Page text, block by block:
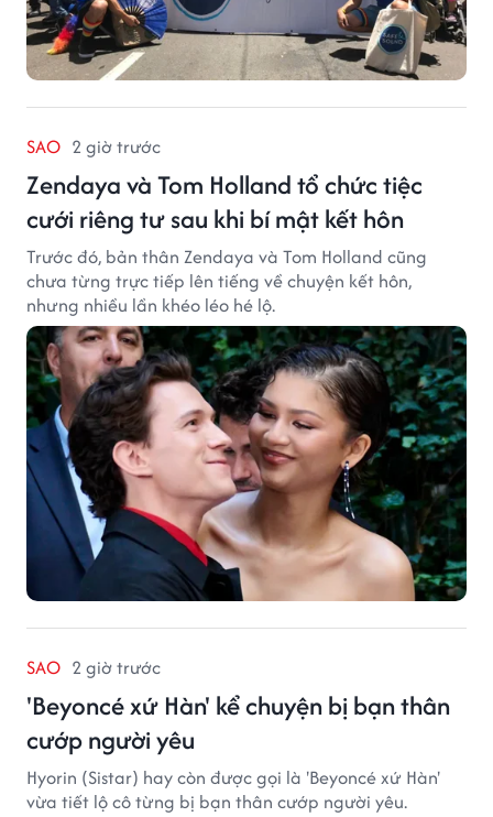
SAO 2 giờ trước
Zendaya và Tom Holland tổ chức tiệc
cưới riêng tư sau khi bí mật kết hôn
Trước đó, bản thân Zendaya và Tom Holland cũng
chưa từng trực tiếp lên tiếng về chuyện kết hôn,
nhưng nhiều lần khéo léo hé lộ.
SAO 2 giờ trước
'Beyoncé xứ Hàn' kể chuyện bị bạn thân
cướp người yêu
Hyorin (Sistar) hay còn được gọi là 'Beyoncé xứ Hàn'
vừa tiết lộ cô từng bị bạn thân cướp người yêu.